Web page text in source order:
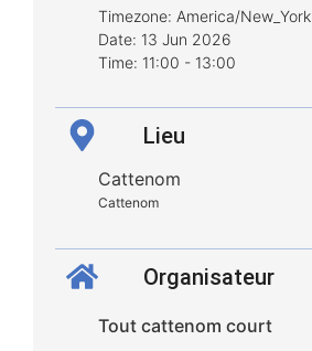
Timezone: America/New_York
Date: 13 Jun 2026
Time: 11:00 - 13:00
Lieu
Cattenom
Cattenom
Organisateur
Tout cattenom court